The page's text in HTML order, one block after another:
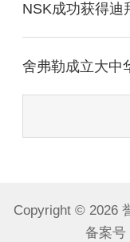
舍弗勒成立大中
Copyright © 2026
备案号